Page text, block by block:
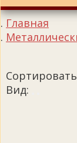
Главная
Вид: